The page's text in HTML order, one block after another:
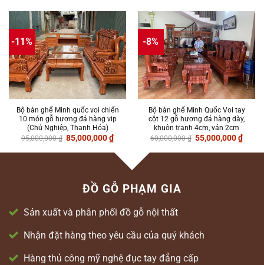
32,000,000 ₫.là:
-11%
Bộ bàn ghế Minh quốc voi chiến
10 món gỗ hương đá hàng vip
(Chú Nghiệp, Thanh Hóa)
95,000,000₫ Giá
gốc
là:
85,000,000₫Giá
hiện
tại
là:
85,000,000 ₫.
-8%
Bộ bàn ghế Minh Quốc Voi tay
cột 12 gỗ hương đá hàng dày,
khuôn tranh 4cm, ván 2cm
60,000,000₫ Giá
gốc
là:
55,000,000₫Giá
hiện
tại
ĐỒ GỖ PHẠM GIA
Sản xuất và phân phối đồ gỗ nội thất
Nhận đặt hàng theo yêu cầu của quý khách
Hàng thủ công mỹ nghệ đục tay đẳng cấp